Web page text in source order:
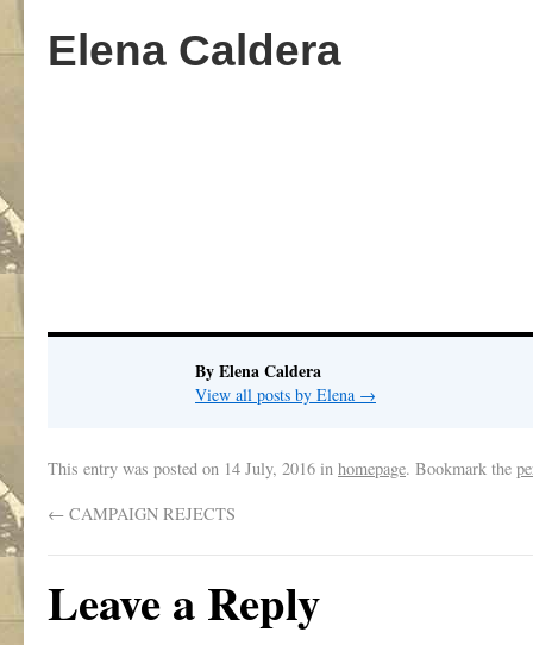
Elena Caldera
By Elena Caldera
View all posts by Elena →
This entry was posted on 14 July, 2016 in homepage. Bookmark the
← CAMPAIGN REJECTS
Leave a Reply